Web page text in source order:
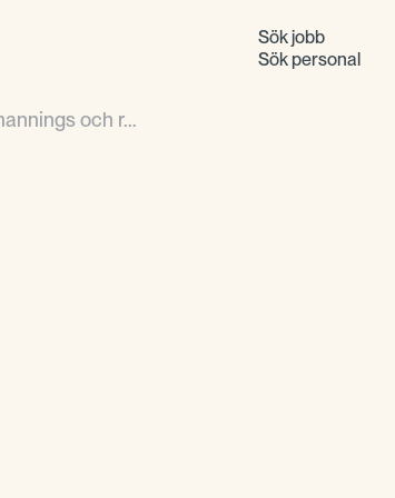
Sök jobb
Sök personal
och r...